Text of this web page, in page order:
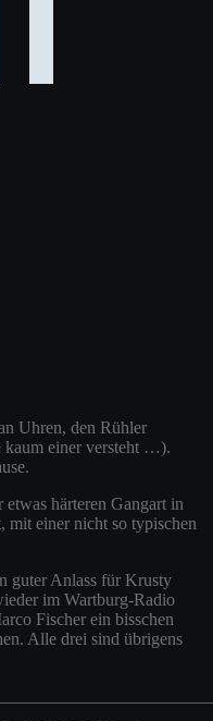
Uhren, den Rühler
kaum einer versteht …).
härteren Gangart in
mit einer nicht so typischen
guter Anlass für Krusty
im Wartburg-Radio
Fischer ein bisschen
Alle drei sind übrigens